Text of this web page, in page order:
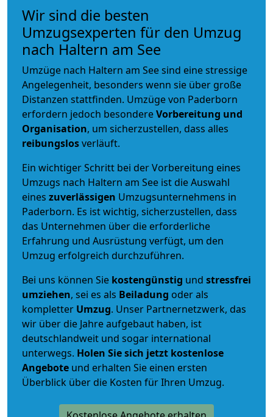
Wir sind die besten
Umzugsexperten für den Umzug
nach Haltern am See
Umzüge nach Haltern am See sind eine stressige
Angelegenheit, besonders wenn sie über große
Distanzen stattfinden. Umzüge von Paderborn
erfordern jedoch besondereVorbereitung und
Organisation, um sicherzustellen, dass alles
reibungslosverläuft.
Ein wichtiger Schritt bei der Vorbereitung eines
Umzugs nach Haltern am See ist die Auswahl
eines zuverlässigen Umzugsunternehmens in
Paderborn. Es ist wichtig, sicherzustellen, dass
das Unternehmen über die erforderliche
Erfahrung und Ausrüstung verfügt, um den
Umzug erfolgreich durchzuführen.
Bei uns können Sie kostengünstig und stressfrei
umziehen, sei es als Beiladung oder als
kompletter Umzug. Unser Partnernetzwerk, das
wir über die Jahre aufgebaut haben, ist
deutschlandweit und sogar international
unterwegs. Holen Sie sich jetzt kostenlose
Angebote und erhalten Sie einen ersten
Überblick über die Kosten für Ihren Umzug.